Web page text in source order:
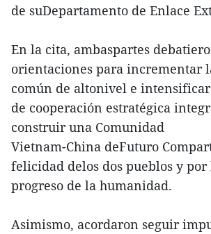
de suDepartamento de Enlace
En la cita, ambaspartes
orientaciones para incrementar
común de altonivel e
de cooperación estratégica
construir una Comunidad
Vietnam-China deFuturo
felicidad delos dos pueblos y por
progreso de la humanidad.
Asimismo, acordaron seguir